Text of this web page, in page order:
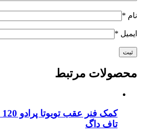
نام *
ایمیل *
محصولات مرتبط
تاف داگ